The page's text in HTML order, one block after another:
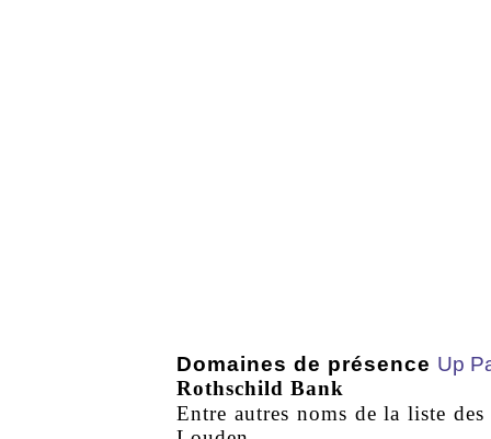
Domaines de présence Up
Rothschild Bank
Entre autres noms de la liste